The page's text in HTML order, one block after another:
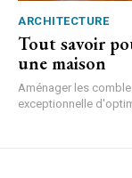
ARCHITECTURE
Tout savoir
une maison
Aménager les
exceptionnelle